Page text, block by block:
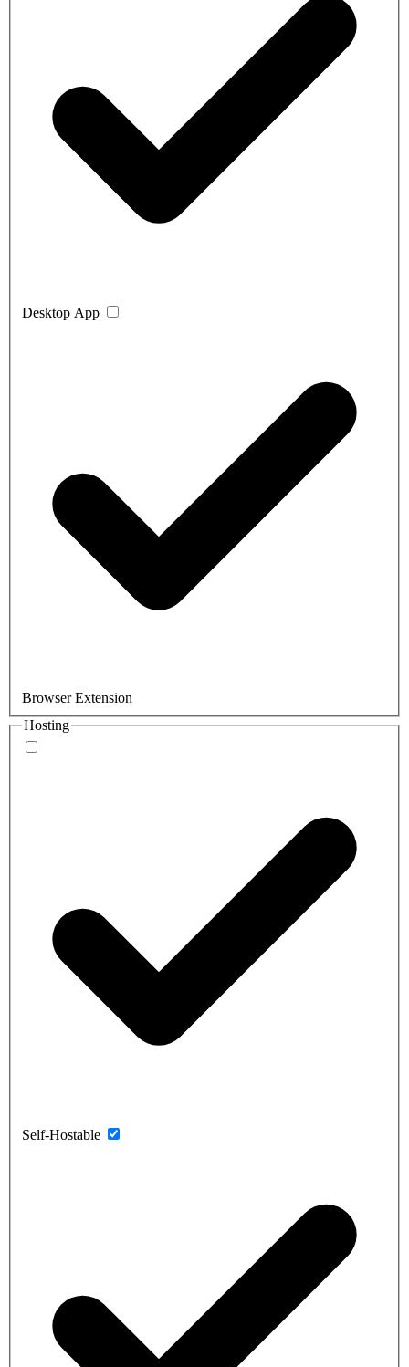
Desktop App
Browser Extension
Hosting
Self-Hostable